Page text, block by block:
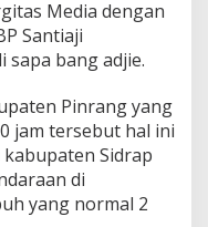
Media dengan
Santiaji
sapa bang adjie.
Pinrang yang
jam tersebut hal ini
Sidrap
di
yang normal 2